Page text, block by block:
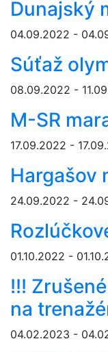
Dunajský
04.09.2022 -
Súťaž
08.09.2022 -
M-SR
17.09.2022 -
Hargašov
24.09.2022 -
01.10.2022 -
!!!
na
04.02.2023 -